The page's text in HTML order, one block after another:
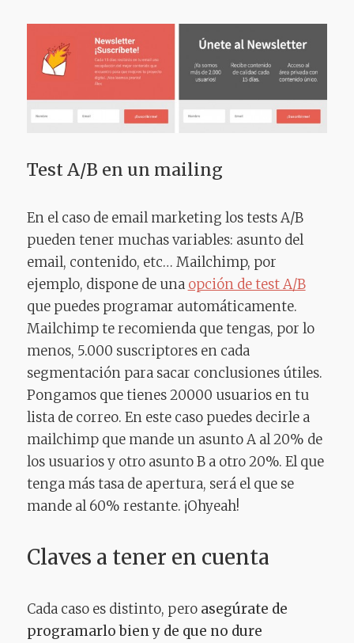
Test A/B en un mailing
En el caso de email marketing los tests A/B
pueden tener muchas variables: asunto del
email, contenido, etc… Mailchimp, por
ejemplo, dispone de una opción de test A/B
que puedes programar automáticamente.
Mailchimp te recomienda que tengas, por lo
menos, 5.000 suscriptores en cada
segmentación para sacar conclusiones útiles.
Pongamos que tienes 20000 usuarios en tu
lista de correo. En este caso puedes decirle a
mailchimp que mande un asunto A al 20% de
los usuarios y otro asunto B a otro 20%. El que
tenga más tasa de apertura, será el que se
mande al 60% restante. ¡Ohyeah!
Claves a tener en cuenta
Cada caso es distinto, pero asegúrate de
programarlo bien y de que no dure